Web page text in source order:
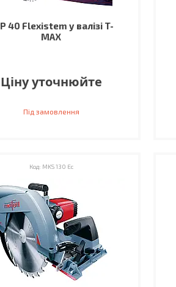
40 Flexistem у валізі T-
MAX
Ціну уточнюйте
Під замовлення
MKS 130 Ec